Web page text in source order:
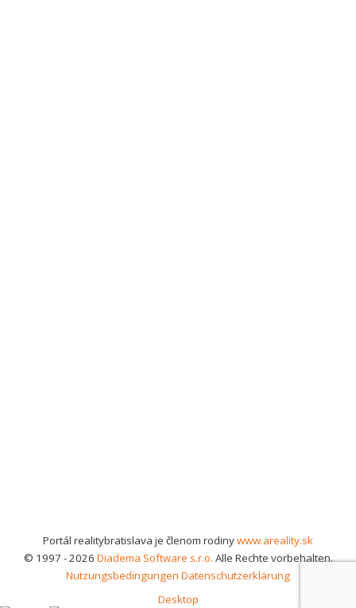
Portál realitybratislava je členom rodinywww.areality.sk
© 1997 - 2026 Diadema Software s.r.o. Alle Rechte vorbehalten.
Nutzungsbedingungen Datenschutzerklärung
Desktop